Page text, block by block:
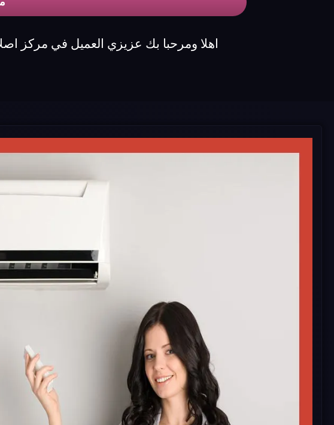
اهلا ومرحبا بك عزيزي العميل في مركز